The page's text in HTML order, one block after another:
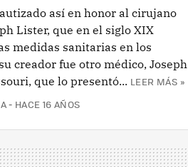
así en honor al cirujano
Lister, que en el siglo XIX
medidas sanitarias en los
creador fue otro médico, Joseph
que lo presentó... LEER MÁS »
HACE 16 AÑOS